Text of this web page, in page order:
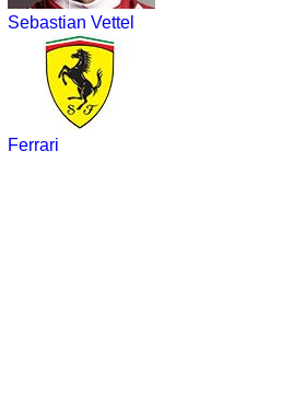
Sebastian Vettel
Ferrari